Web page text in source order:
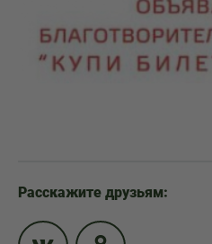
Расскажите друзьям: